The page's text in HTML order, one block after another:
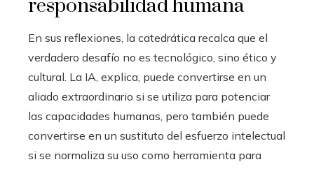
responsabilidad humana
En sus reflexiones, la catedrática recalca que el
verdadero desafío no es tecnológico, sino ético y
cultural. La IA, explica, puede convertirse en un
aliado extraordinario si se utiliza para potenciar
las capacidades humanas, pero también puede
convertirse en un sustituto del esfuerzo intelectual
si se normaliza su uso como herramienta para